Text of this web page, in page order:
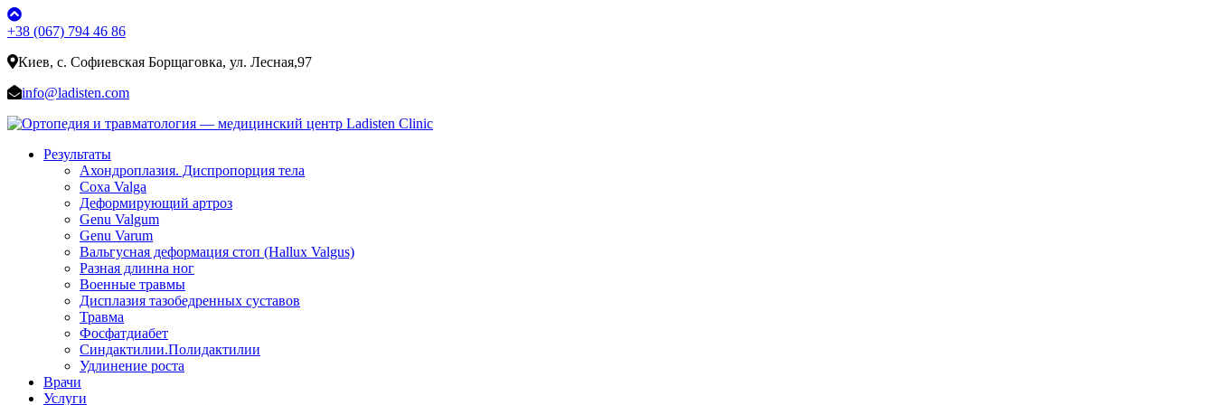
+38 (067) 794 46 86
Киев, с. Софиевская Борщаговка, ул. Лесная,97
info@ladisten.com
Результаты
Ахондроплазия. Диспропорция тела
Coxa Valga
Деформирующий артроз
Genu Valgum
Genu Varum
Вальгусная деформация стоп (Hallux Valgus)
Разная длинна ног
Военные травмы
Дисплазия тазобедренных суставов
Травма
Фосфатдиабет
Синдактилии.Полидактилии
Удлинение роста
Врачи
Услуги